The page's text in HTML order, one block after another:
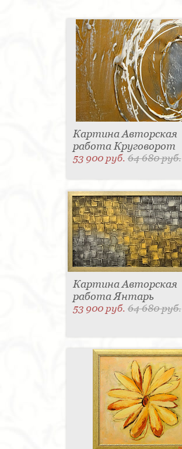
Картина Авторская
работа Круговорот
53 900 руб.64 680 руб.
Картина Авторская
работа Янтарь
53 900 руб.64 680 руб.